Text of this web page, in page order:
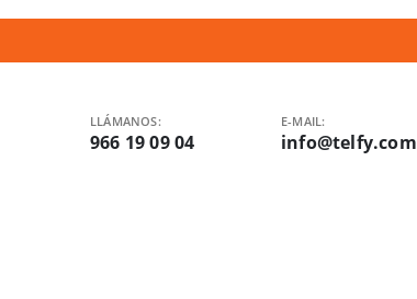
LLÁMANOS:
966 19 09 04
E-MAIL:
info@telfy.com